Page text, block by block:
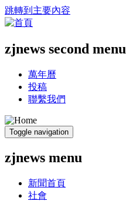
跳轉到主要內容
zjnews second menu
萬年曆
投稿
聯繫我們
Toggle navigation
zjnews menu
新聞首頁
社會